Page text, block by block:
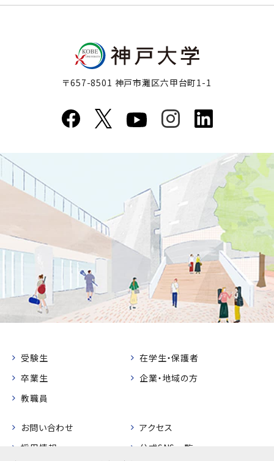
〒657-8501 神戸市灘区六甲台町1-1
受験生
在学生・保護者
卒業生
企業・地域の方
教職員
お問い合わせ
アクセス
採用情報
公式SNS一覧